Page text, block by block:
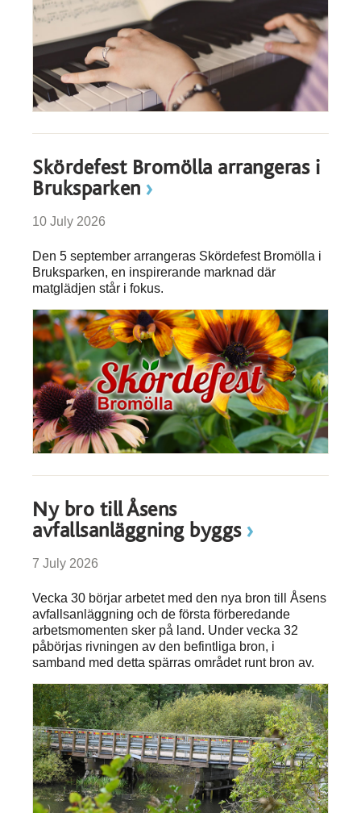
Skördefest Bromölla arrangeras i
Bruksparken
10 July 2026
Den 5 september arrangeras Skördefest Bromölla i
Bruksparken, en inspirerande marknad där
matglädjen står i fokus.
Ny bro till Åsens
avfallsanläggning byggs
7 July 2026
Vecka 30 börjar arbetet med den nya bron till Åsens
avfallsanläggning och de första förberedande
arbetsmomenten sker på land. Under vecka 32
påbörjas rivningen av den befintliga bron, i
samband med detta spärras området runt bron av.